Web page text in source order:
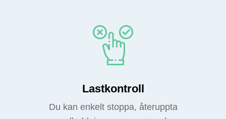
Lastkontroll
Du kan enkelt stoppa, återuppta